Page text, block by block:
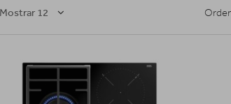
HIGIENE Y
Mostrar 12